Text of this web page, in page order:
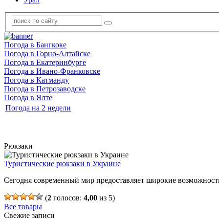
Погода в Бангкоке
Погода в Горно-Алтайске
Погода в Екатеринбурге
Погода в Ивано-Франковске
Погода в Катманду
Погода в Петрозаводске
Погода в Ялте
Погода на 2 недели
Рюкзаки
Туристические рюкзаки в Украине
Сегодня современный мир предоставляет широкие
(2 голосов: 4,00 из 5)
Все товары
Свежие записи